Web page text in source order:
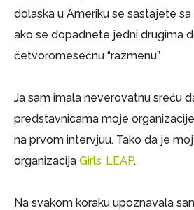
dolaska u Ameriku se sastajete
ako se dopadnete jedni drugima
četvoromesečnu “razmenu”.
Ja sam imala neverovatnu sreću
predstavnicama moje
na prvom intervjuu. Tako da je
organizacija Girls’ LEAP.
Na svakom koraku upoznavala